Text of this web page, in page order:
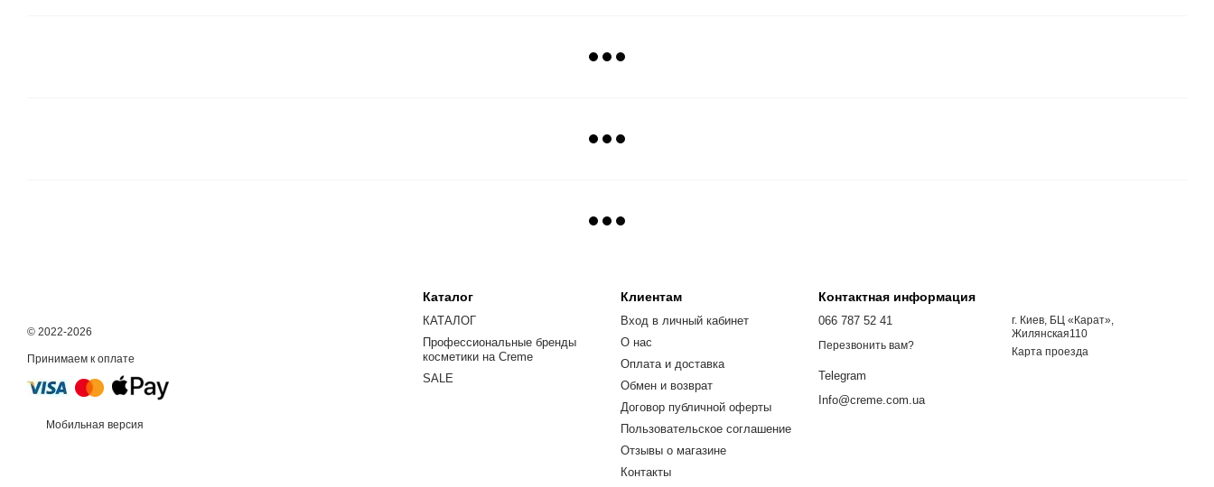
© 2022-2026
Принимаем к оплате
Мобильная версия
Каталог
КАТАЛОГ
Профессиональные бренды
косметики на Creme
SALE
Клиентам
Вход в личный кабинет
О нас
Оплата и доставка
Обмен и возврат
Договор публичной оферты
Пользовательское соглашение
Отзывы о магазине
Контакты
Контактная информация
066 787 52 41
Перезвонить вам?
Telegram
Info@creme.com.ua
г. Киев, БЦ «Карат»,
Жилянская110
Карта проезда